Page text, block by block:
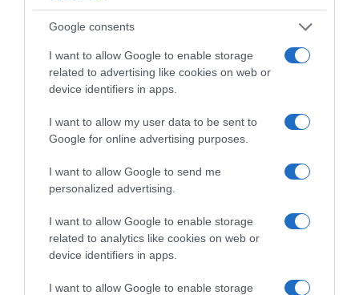
Google consents
I want to allow Google to enable storage
related to advertising like cookies on web or
device identifiers in apps.
I want to allow my user data to be sent to
Google for online advertising purposes.
I want to allow Google to send me
personalized advertising.
I want to allow Google to enable storage
related to analytics like cookies on web or
device identifiers in apps.
I want to allow Google to enable storage